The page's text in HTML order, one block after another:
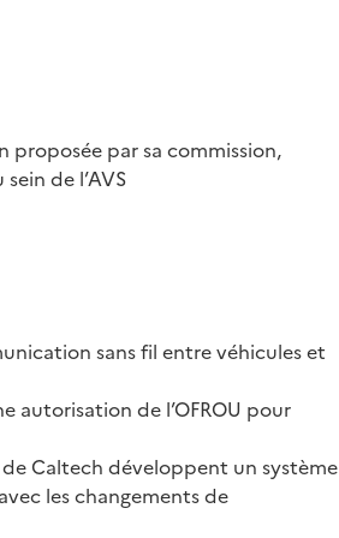
proposée par sa commission,
de l’AVS
sans fil entre véhicules et
autorisation de l’OFROU pour
de Caltech développent un système
les changements de